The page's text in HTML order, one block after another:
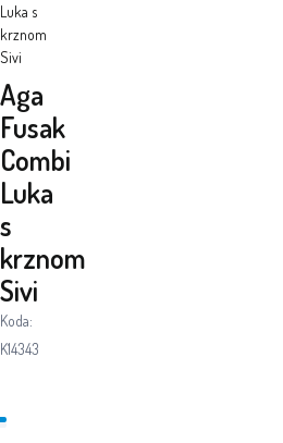
Luka s
krznom
Sivi
Aga
Fusak
Combi
Luka
s
krznom
Sivi
Koda:
K14343